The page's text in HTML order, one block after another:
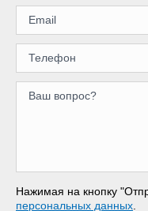
Нажимая на кнопку
персональных данных